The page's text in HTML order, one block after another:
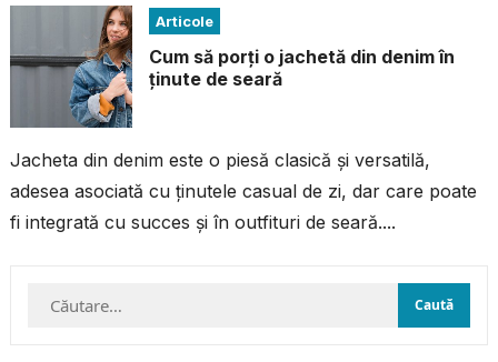
Articole
Cum să porți o jachetă din denim în
ținute de seară
Jacheta din denim este o piesă clasică și versatilă,
adesea asociată cu ținutele casual de zi, dar care poate
fi integrată cu succes și în outfituri de seară....
Caută